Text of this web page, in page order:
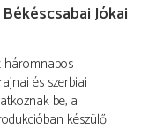
Jókai
háromnapos
és szerbiai
be, a
készülő